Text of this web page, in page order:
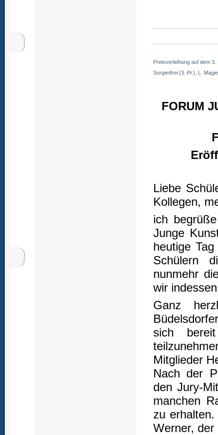
Preisverleihung auf dem
Sorgenfrei (3. Pr.), L.
FORUM
Liebe
Kollegen,
ich
Junge
heutige
Schülern
nunmehr
wir
Ganz
sich
Mitglieder
Nach der
den Jury-
manchen
zu
Werner, der